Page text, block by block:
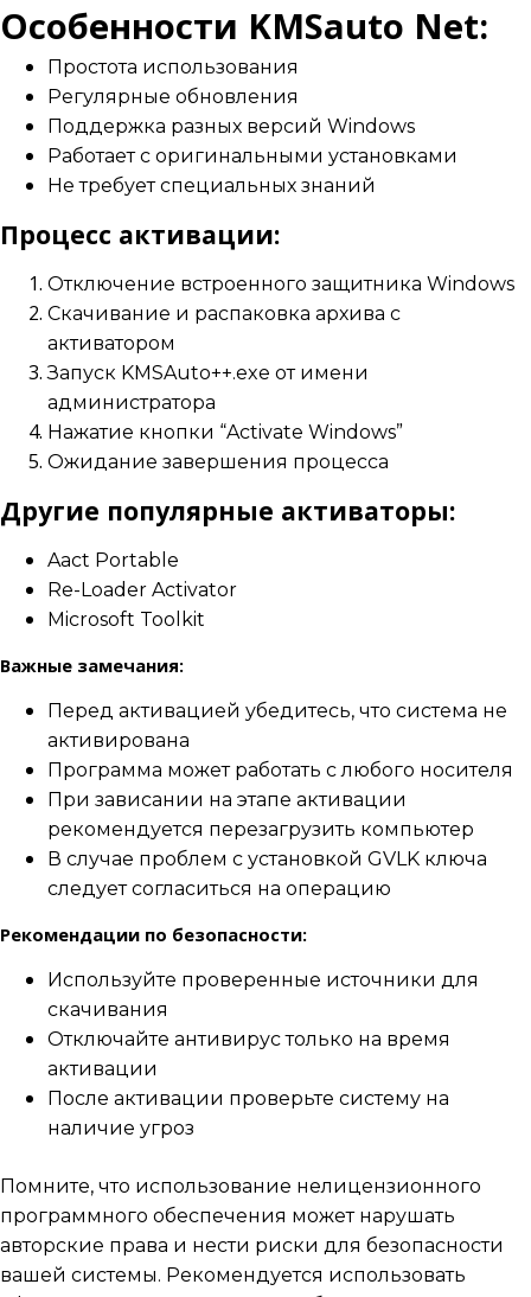
Особенности KMSauto Net:
Простота использования
Регулярные обновления
Поддержка разных версий Windows
Работает с оригинальными установками
Не требует специальных знаний
Процесс активации:
Отключение встроенного защитника Windows
Скачивание и распаковка архива с
активатором
Запуск KMSAuto++.exe от имени
администратора
Нажатие кнопки “Activate Windows”
Ожидание завершения процесса
Другие популярные активаторы:
Aact Portable
Re-Loader Activator
Microsoft Toolkit
Важные замечания:
Перед активацией убедитесь, что система не
активирована
Программа может работать с любого носителя
При зависании на этапе активации
рекомендуется перезагрузить компьютер
В случае проблем с установкой GVLK ключа
следует согласиться на операцию
Рекомендации по безопасности:
Используйте проверенные источники для
скачивания
Отключайте антивирус только на время
активации
После активации проверьте систему на
наличие угроз
Помните, что использование нелицензионного
программного обеспечения может нарушать
авторские права и нести риски для безопасности
вашей системы. Рекомендуется использовать